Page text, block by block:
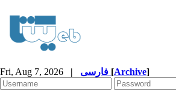
Fri, Aug 7, 2026 | [Archive]